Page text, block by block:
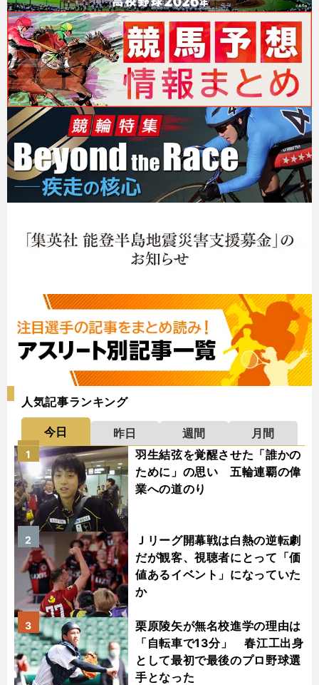
人気記事ランキング
今日 昨日 週間
月間
羽生結弦を覚醒させた「誰かの
ために」の思い 五輪連覇の偉
業への道のり
1
Ｊリーグ開幕戦は白熱の逆転劇
だが観客、視聴者にとって「価
値あるイベント」になっていた
か
2
栗原陵矢が無名校進学の理由は
「自転車で13分」 春江工出身
として最初で最後のプロ野球選
手となった
3